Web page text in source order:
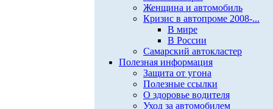
Женщина и автомобиль
Кризис в автопроме 2008-...
В мире
В России
Самарский автокластер
Полезная информация
Защита от угона
Полезные ссылки
О здоровье водителя
Уход за автомобилем